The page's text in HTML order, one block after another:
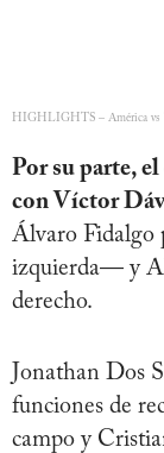
HIGHLIGHTS – América vs
Por su parte,
con Víctor
Álvaro Fidalgo
izquierda— y
derecho.
Jonathan Dos
funciones de
campo y